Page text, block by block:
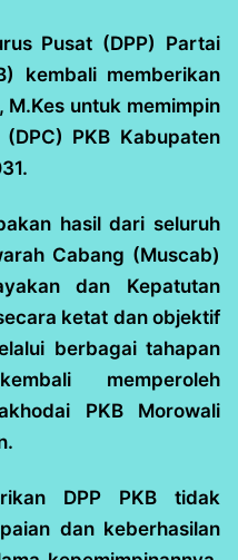
Pusat (DPP) Partai
kembali memberikan
untuk memimpin
PKB Kabupaten
hasil dari seluruh
Cabang (Muscab)
dan Kepatutan
ketat dan objektif
berbagai tahapan
memperoleh
PKB Morowali
DPP PKB tidak
dan keberhasilan